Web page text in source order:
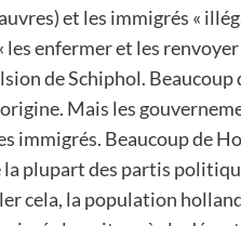
et les immigrés «
les enfermer et les
de Schiphol.
Mais les
immigrés. Beaucoup de
plupart des partis
cela, la population